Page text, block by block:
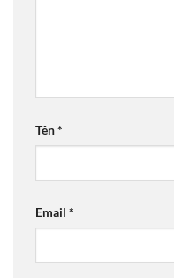
Tên*
Email *